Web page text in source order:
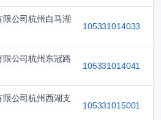
公司杭州白马湖
105331014033
公司杭州东冠路
105331014041
公司杭州西湖支
105331015001